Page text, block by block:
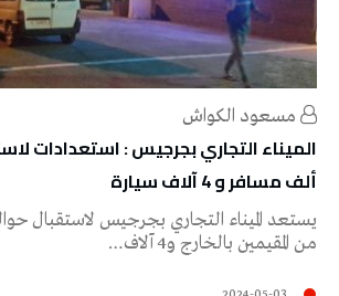
مسعود الكواش
ألف مسافر و 4 آلاف سيارة
من المقيمين بالخارج و4 آلاف…